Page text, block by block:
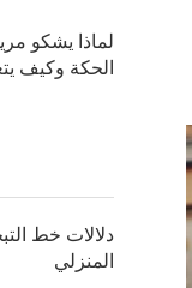
لماذا يشكو
الحكة وكيف
دلالات خط
المنزلي